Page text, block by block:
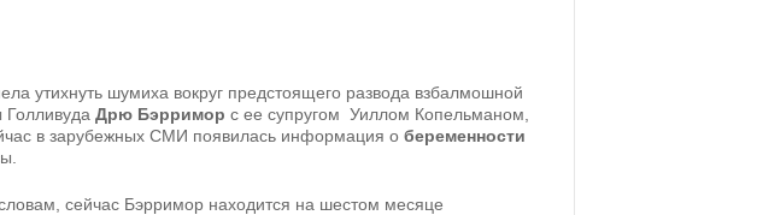
утихнуть шумиха вокруг предстоящего развода взбалмошной
Голливуда Дрю Бэрримор с ее супругом Уиллом Копельманом,
в зарубежных СМИ появилась информация о беременности
сейчас Бэрримор находится на шестом месяце